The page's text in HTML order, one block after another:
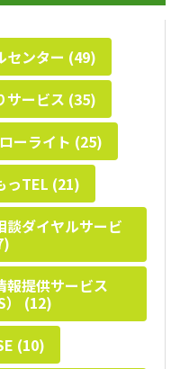
センター (49)
サービス (35)
ーライト (25)
っTEL (21)
談ダイヤルサービ
報提供サービス
） (12)
(10)